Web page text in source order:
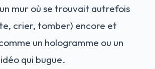
mur où se trouvait autrefois
crier, tomber) encore et
un hologramme ou un
qui bugue.